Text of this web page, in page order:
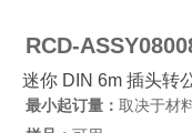
RCD-
迷你 DIN 6m 插头转
最小起订量： 取决于材